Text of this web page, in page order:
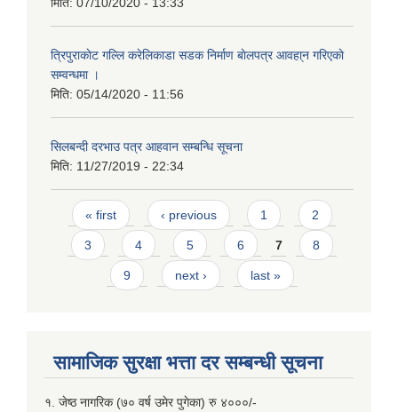
मिति: 07/10/2020 - 13:33
त्रिपुराकाेट गल्लि करेलिकाडा सडक निर्माण बाेलपत्र आवहा्न गरिएकाे
सम्वन्धमा ।
मिति: 05/14/2020 - 11:56
सिलबन्दी दरभाउ पत्र आहवान सम्बन्धि सूचना
मिति: 11/27/2019 - 22:34
Pages
« first ‹ previous 1 2
3 4 5 6 7 8
9 next › last »
सामाजिक सुरक्षा भत्ता दर सम्बन्धी सूचना
१. जेष्ठ नागरिक (७० वर्ष उमेर पुगेका) रु ४०००/-